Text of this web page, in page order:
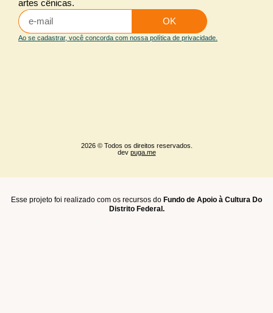
Iluminação arquitetural
Maquiagem e caracterização
2026 © Todos os direitos reservados.
dev puga.me
artes cênicas.
OK
Ao se cadastrar, você concorda com nossa política de privacidade.
Esse projeto foi realizado com os recursos do Fundo de Apoio à Cultura Do
Distrito Federal.